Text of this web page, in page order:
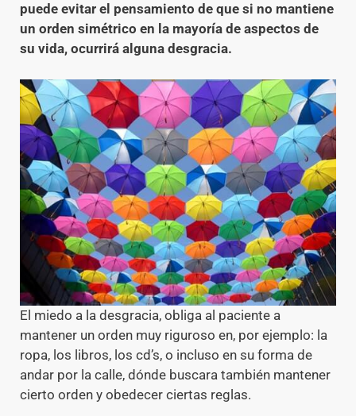
puede evitar el pensamiento de que si no mantiene
un orden simétrico en la mayoría de aspectos de
su vida, ocurrirá alguna desgracia.
El miedo a la desgracia, obliga al paciente a
mantener un orden muy riguroso en, por ejemplo: la
ropa, los libros, los cd’s, o incluso en su forma de
andar por la calle, dónde buscara también mantener
cierto orden y obedecer ciertas reglas.